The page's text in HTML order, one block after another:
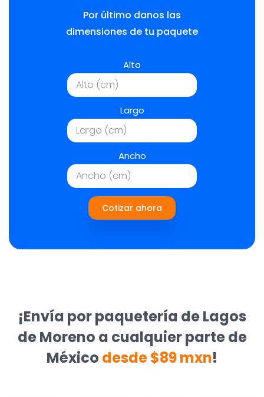
Por último danos las
dimensiones de tu paquete
Alto
Largo
Ancho
Cotizar ahora
¡Envía por paquetería de Lagos
de Moreno a cualquier parte de
México desde $89 mxn!